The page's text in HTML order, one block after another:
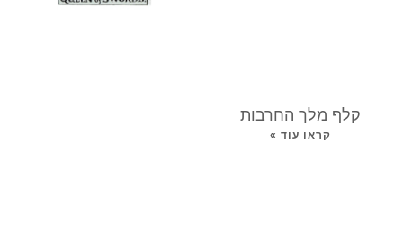
קלף מלך החרבות
קראו עוד »